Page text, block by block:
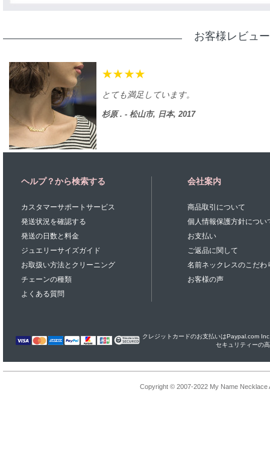
お客様レビュー
とても満足しています。
杉原 . - 松山市, 日本, 2017
ヘルプ？から検索する
カスタマーサポートサービス
発送状況を確認する
発送の日数と料金
ジュエリーサイズガイド
お取扱い方法とクリーニング
チェーンの種類
よくある質問
会社案内
商品取引について
個人情報保護方針につい
お支払い
ご返品に関して
名前ネックレスのこだわ
お客様の声
クレジットカードのお支払いはPaypal.com
セキュリティーの
Copyright © 2007-2022 My Name Necklace